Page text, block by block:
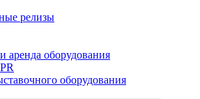
релизы
аренда оборудования
оборудования